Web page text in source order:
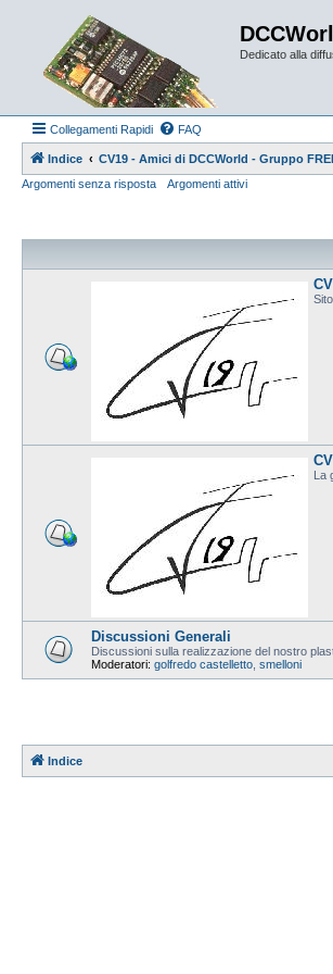
Dedicato alla
Collegamenti Rapidi FAQ
Indice
CV19 - Amici di DCCWorld - Gruppo
Argomenti senza risposta
Argomenti attivi
La
Discussioni Generali
Discussioni sulla realizzazione del nostro
Moderatori: golfredo castelletto smelloni
Indice